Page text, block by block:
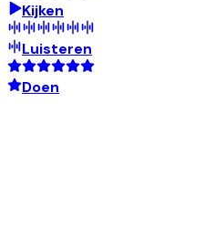
Kijken
Luisteren
Doen